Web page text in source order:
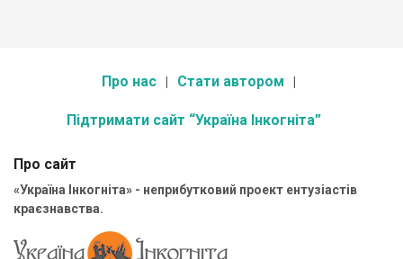
Про нас Стати автором
Підтримати сайт “Україна Інкогніта”
Про сайт
«Україна Інкогніта» - неприбутковий проект ентузіастів
краєзнавства.